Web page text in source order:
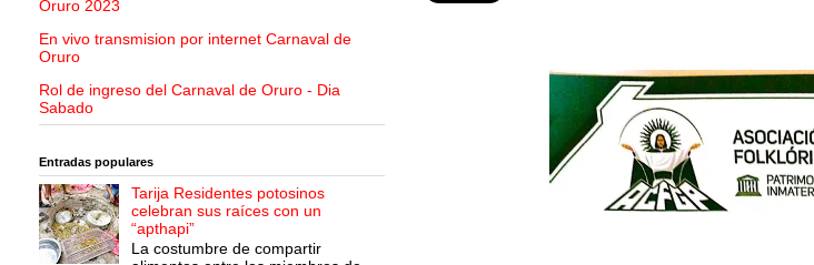
Oruro 2023
En vivo transmision por internet Carnaval de
Oruro
Rol de ingreso del Carnaval de Oruro - Dia
Sabado
Entradas populares
Tarija Residentes potosinos
celebran sus raíces con un
“apthapi”
La costumbre de compartir